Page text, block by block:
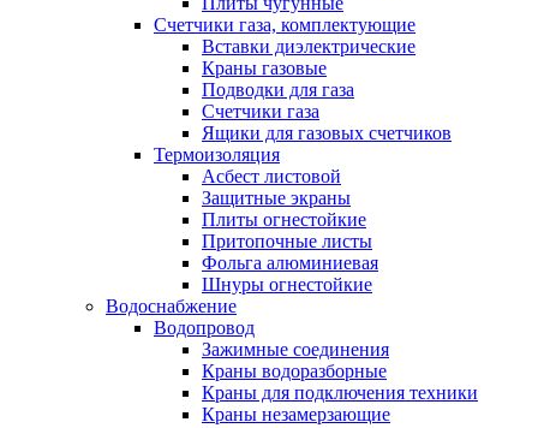
Счетчики газа, комплектующие
Вставки диэлектрические
Краны газовые
Подводки для газа
Счетчики газа
Ящики для газовых счетчиков
Термоизоляция
Асбест листовой
Защитные экраны
Плиты огнестойкие
Притопочные листы
Фольга алюминиевая
Шнуры огнестойкие
Водоснабжение
Водопровод
Зажимные соединения
Краны водоразборные
Краны для подключения техники
Краны незамерзающие